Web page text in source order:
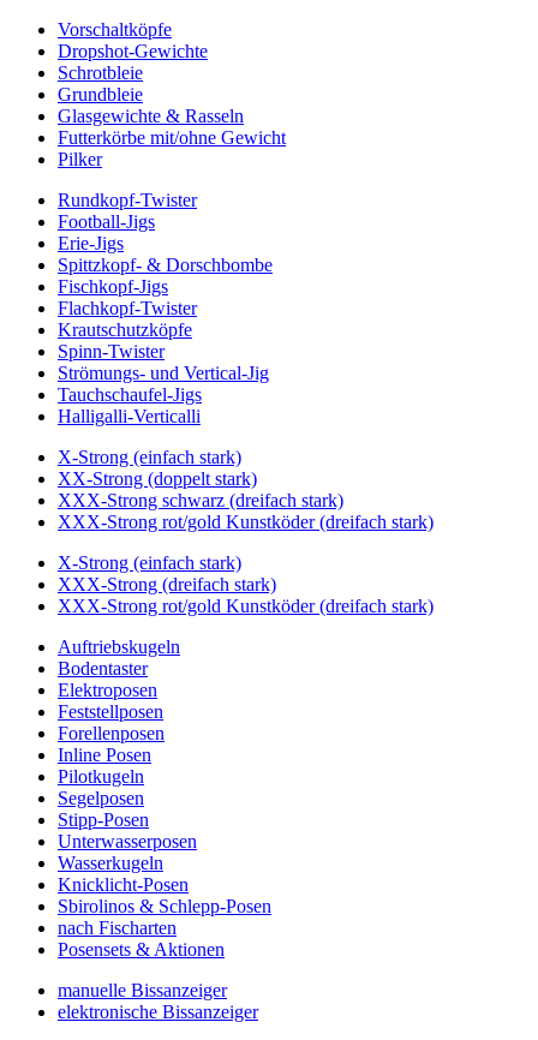
Vorschaltköpfe
Dropshot-Gewichte
Schrotbleie
Grundbleie
Glasgewichte & Rasseln
Futterkörbe mit/ohne Gewicht
Pilker
Rundkopf-Twister
Football-Jigs
Erie-Jigs
Spittzkopf- & Dorschbombe
Fischkopf-Jigs
Flachkopf-Twister
Krautschutzköpfe
Spinn-Twister
Strömungs- und Vertical-Jig
Tauchschaufel-Jigs
Halligalli-Verticalli
X-Strong (einfach stark)
XX-Strong (doppelt stark)
XXX-Strong schwarz (dreifach stark)
XXX-Strong rot/gold Kunstköder (dreifach stark)
X-Strong (einfach stark)
XXX-Strong (dreifach stark)
XXX-Strong rot/gold Kunstköder (dreifach stark)
Auftriebskugeln
Bodentaster
Elektroposen
Feststellposen
Forellenposen
Inline Posen
Pilotkugeln
Segelposen
Stipp-Posen
Unterwasserposen
Wasserkugeln
Knicklicht-Posen
Sbirolinos & Schlepp-Posen
nach Fischarten
Posensets & Aktionen
manuelle Bissanzeiger
elektronische Bissanzeiger